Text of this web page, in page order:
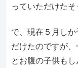
っていただけたそ
で、現在５月し
だけたのですが
とお腹の子供も